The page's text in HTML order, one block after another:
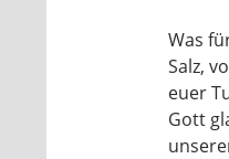
Was
Salz,
euer
Gott